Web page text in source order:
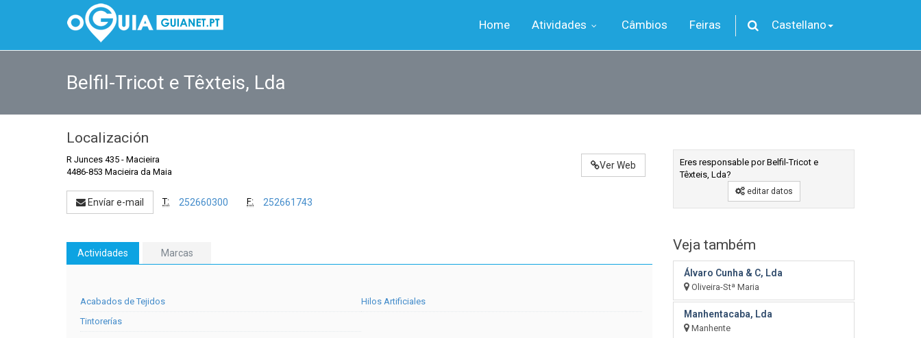
Home Atividades Câmbios Feiras Castellano
Belfil-Tricot e Têxteis, Lda
Localización
Ver Web
R Junces 435 - Macieira
4486-853 Macieira da Maia
Envíar e-mail T: 252660300 F: 252661743
Actividades Marcas
Acabados de Tejidos
Hilos Artificiales
Tintorerías
Eres responsable por Belfil-Tricot e
Têxteis, Lda?
editar datos
Veja também
Álvaro Cunha & C, Lda
Oliveira-Stª Maria
Manhentacaba, Lda
Manhente